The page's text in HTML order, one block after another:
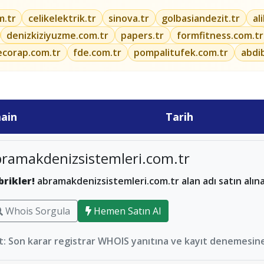
celikelektrik.tr sinova.tr golbasiandezit.tr
denizkiziyuzme.com.tr
papers.tr
formfitness.com.tr
fde.com.tr pompalitufek.com.tr
Tarih
abramakdenizsistemleri.com.tr alan adı satın
Whois Sorgula Hemen Satın Al
Son karar registrar WHOIS yanıtına ve kayıt